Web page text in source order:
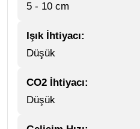
5 - 10 cm
Işık İhtiyacı:
Düşük
CO2 İhtiyacı:
Düşük